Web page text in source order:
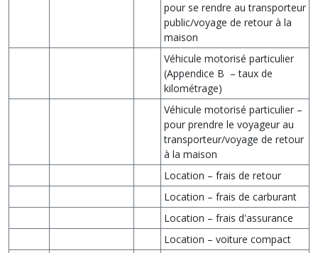
pour se rendre au transporteur
public/voyage de retour à la
maison
Véhicule motorisé particulier
(Appendice B – taux de
kilométrage)
Véhicule motorisé particulier –
pour prendre le voyageur au
transporteur/voyage de retour
à la maison
Location – frais de retour
Location – frais de carburant
Location – frais d'assurance
Location – voiture compact